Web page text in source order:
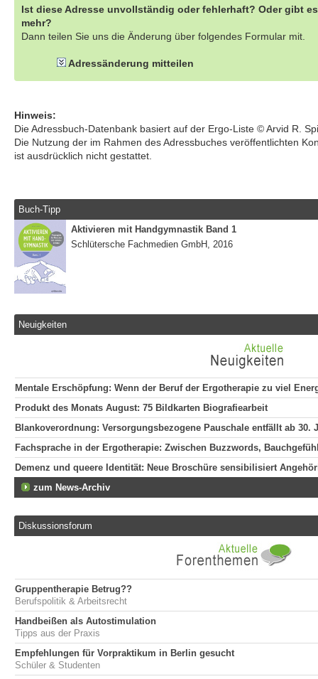
Ist diese Adresse unvollständig oder fehlerhaft? Oder gibt
mehr?
Dann teilen Sie uns die Änderung über folgendes Formular mit.
Adressänderung mitteilen
Hinweis:
Die Adressbuch-Datenbank basiert auf der Ergo-Liste © Arvid R.
Die Nutzung der im Rahmen des Adressbuches veröffentlichten
ist ausdrücklich nicht gestattet.
Buch-Tipp
Aktivieren mit Handgymnastik Band 1
Schlütersche Fachmedien GmbH, 2016
Neuigkeiten
Mentale Erschöpfung: Wenn der Beruf der Ergotherapie zu viel
Produkt des Monats August: 75 Bildkarten Biografiearbeit
Blankoverordnung: Versorgungsbezogene Pauschale entfällt ab 30.
Fachsprache in der Ergotherapie: Zwischen Buzzwords,
Demenz und queere Identität: Neue Broschüre sensibilisiert
zum News-Archiv
Diskussionsforum
Gruppentherapie Betrug??
Berufspolitik & Arbeitsrecht
Handbeißen als Autostimulation
Tipps aus der Praxis
Empfehlungen für Vorpraktikum in Berlin gesucht
Schüler & Studenten